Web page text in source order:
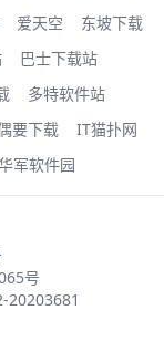
爱天空
东坡下载
巴士下载站
多特软件站
要下载
IT猫扑网
军软件园
号
20203681